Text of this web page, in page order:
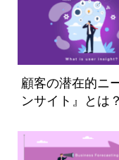
顧客の潜在的ニ
ンサイト』とは？